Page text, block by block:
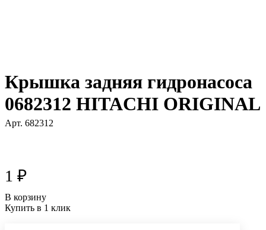
Крышка задняя гидронасоса
0682312 HITACHI ORIGINAL
Арт. 682312
1 ₽
В корзину
Купить в 1 клик